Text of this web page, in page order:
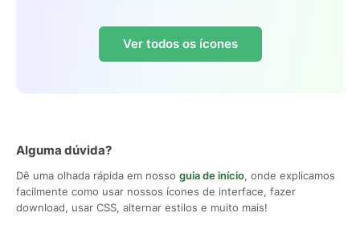
Ver todos os ícones
Alguma dúvida?
Dê uma olhada rápida em nosso guia de início, onde explicamos
facilmente como usar nossos ícones de interface, fazer
download, usar CSS, alternar estilos e muito mais!